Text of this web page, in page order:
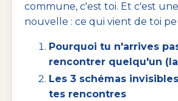
commune, c'est toi. Et c'est
nouvelle : ce qui vient de toi
Pourquoi tu n'arrives
rencontrer quelqu'un
Les 3 schémas
tes rencontres